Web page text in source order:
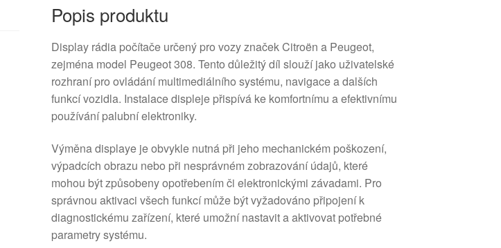
Popis produktu
Display rádia počítače určený pro vozy značek Citroën a Peugeot,
zejména model Peugeot 308. Tento důležitý díl slouží jako uživatelské
rozhraní pro ovládání multimediálního systému, navigace a dalších
funkcí vozidla. Instalace displeje přispívá ke komfortnímu a efektivnímu
používání palubní elektroniky.
Výměna displaye je obvykle nutná při jeho mechanickém poškození,
výpadcích obrazu nebo při nesprávném zobrazování údajů, které
mohou být způsobeny opotřebením či elektronickými závadami. Pro
správnou aktivaci všech funkcí může být vyžadováno připojení k
diagnostickému zařízení, které umožní nastavit a aktivovat potřebné
parametry systému.